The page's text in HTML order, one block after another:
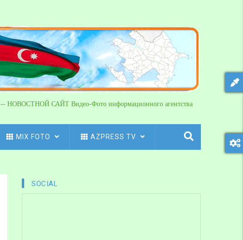
-- НОВОСТНОЙ САЙТ Видео-Фото информационного агентства
MIX FOTO AZPRESS TV
SOCIAL